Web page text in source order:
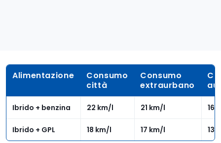
Alimentazione
Consumo
città
Consumo
extraurbano
Ibrido + benzina 22 km/l 21 km/l 16
Ibrido + GPL 18 km/l 17 km/l 13